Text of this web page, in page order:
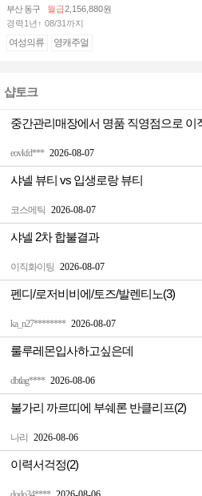
부산 동구 월급2,156,880원
경력1년↑ 08/31까지
여성의류 영캐주얼
샵토크
eovkfd*** 2026-08-07
중간관리매장에서 명품 직영점으로 이
코스메틱 2026-08-07
샤넬 뷰티 vs 입생로랑 뷰티
이직화이팅 2026-08-07
샤넬 2차 합불결과
ka_n27******** 2026-08-07
펜디/로저비비에/토즈/발렌티노(3)
dbtlag**** 2026-08-06
룰루레몬입사하고싶은데
나리 2026-08-06
불가리 까르띠에 부쉐론 반클리프(2)
이력서걱정(2)